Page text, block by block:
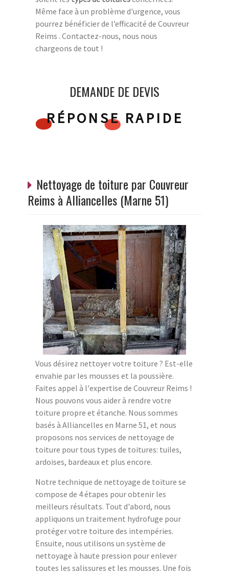
Même face à un problème d'urgence, vous
pourrez bénéficier de l’efficacité de Couvreur
Reims . Contactez-nous, nous nous
chargeons de tout !
DEMANDE DE DEVIS
RÉPONSE RAPIDE
Nettoyage de toiture par Couvreur
Reims à Alliancelles (Marne 51)
Vous désirez nettoyer votre toiture ? Est-elle
envahie par les mousses et la poussière.
Faites appel à l'expertise de Couvreur Reims !
Nous pouvons vous aider à rendre votre
toiture propre et étanche. Nous sommes
basés à Alliancelles en Marne 51, et nous
proposons nos services de nettoyage de
toiture pour tous types de toitures: tuiles,
ardoises, bardeaux et plus encore.
Notre technique de nettoyage de toiture se
compose de 4 étapes pour obtenir les
meilleurs résultats. Tout d'abord, nous
appliquons un traitement hydrofuge pour
protéger votre toiture des intempéries.
Ensuite, nous utilisons un système de
nettoyage à haute pression pour enlever
toutes les salissures et les mousses. Une fois